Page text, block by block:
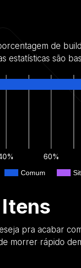
de
estatísticas são
Comum
60%
pra acabar
morrer rápido